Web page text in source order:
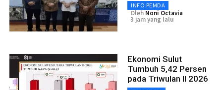
INFO PEMDA
Oleh Noni Octavia
3 jam yang lalu
Ekonomi Sulut
Tumbuh 5,42 Persen
pada Triwulan II 2026